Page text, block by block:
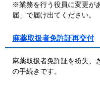
※業務を行う役員に変更が
届」で届け出てください。
麻薬取扱者免許証再交付
麻薬取扱者免許証を紛失、
の手続きです。